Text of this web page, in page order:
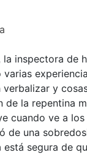
inspectora de
y
de la repentina
cuando ve a
una
segura de